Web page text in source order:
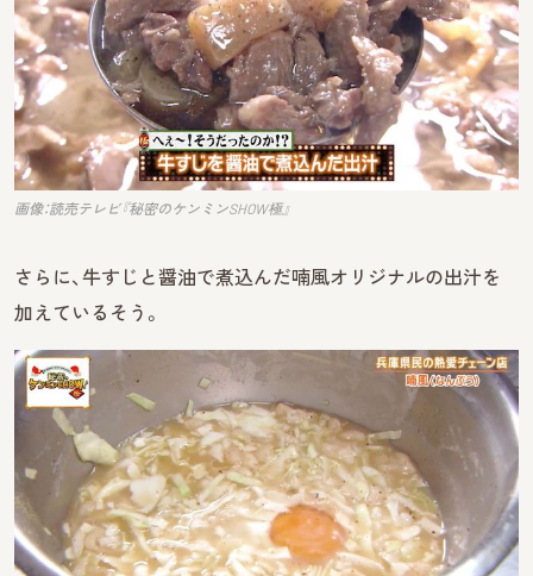
画像：読売テレビ『秘密のケンミンSHOW極』
さらに、牛すじと醤油で煮込んだ喃風オリジナルの出汁を
加えているそう。